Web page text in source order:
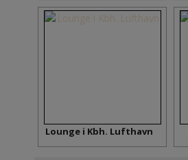
Lounge i Kbh. Lufthavn